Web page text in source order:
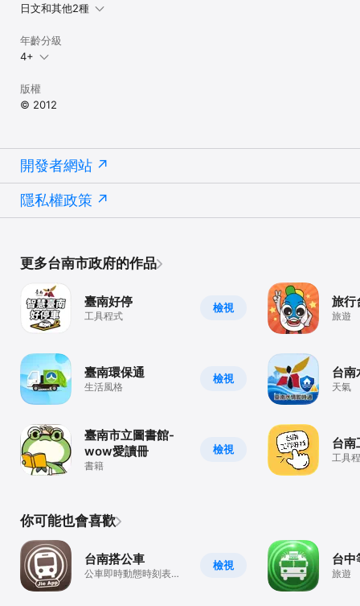
日文和其他2種
年齡分級
4+
版權
© 2012
開發者網站
隱私權政策
更多台南市政府的作品
檢視
臺南好停
工具程式
檢視
臺南環保通
生活風格
檢視
臺南市立圖書館-
wow愛讀冊
書籍
旅行
旅遊
台南
天氣
台南
工具
你可能也會喜歡
檢視
台南搭公車
公車即時動態時刻表查
台中
旅遊